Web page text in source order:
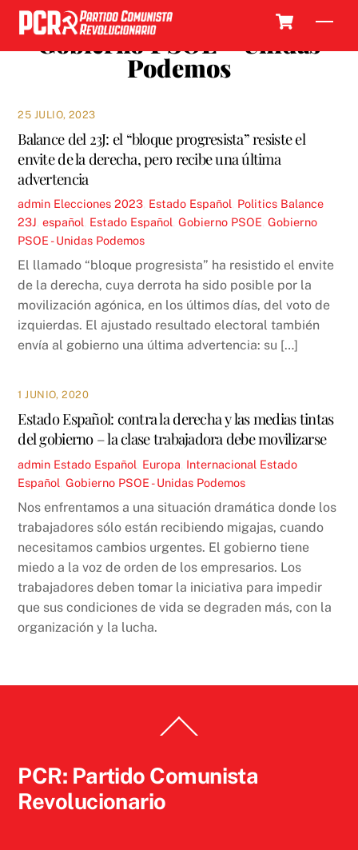
Skip
contentGobierno PSOE – Unidas
Podemos
25 JULIO, 2023
Balance del 23J: el “bloque progresista” resiste el
envite de la derecha, pero recibe una última
advertencia
admin Elecciones 2023 Estado Español Politics Balance
23J ,español Estado Español ,Gobierno PSOE ,Gobierno
PSOE - Unidas Podemos
El llamado “bloque progresista” ha resistido el envite
de la derecha, cuya derrota ha sido posible por la
movilización agónica, en los últimos días, del voto de
izquierdas. El ajustado resultado electoral también
envía al gobierno una última advertencia: su […]
1 JUNIO, 2020
Estado Español: contra la derecha y las medias tintas
del gobierno – la clase trabajadora debe movilizarse
admin Estado Español Europa Internacional Estado
Español ,Gobierno PSOE - Unidas Podemos
Nos enfrentamos a una situación dramática donde los
trabajadores sólo están recibiendo migajas, cuando
necesitamos cambios urgentes. El gobierno tiene
miedo a la voz de orden de los empresarios. Los
trabajadores deben tomar la iniciativa para impedir
que sus condiciones de vida se degraden más, con la
organización y la lucha.
To
PCR: Partido Comunista
Revolucionario